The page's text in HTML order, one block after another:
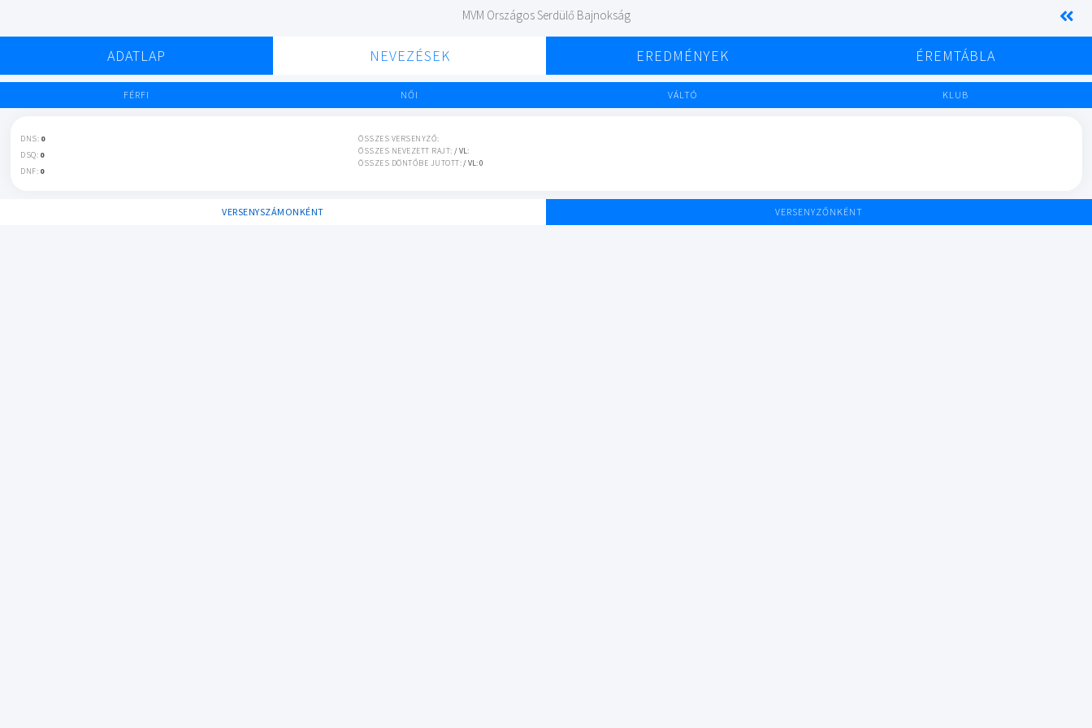
MVM Országos Serdülő Bajnokság
ADATLAP NEVEZÉSEK EREDMÉNYEK ÉREMTÁBLA
FÉRFI NŐI VÁLTÓ KLUB
DNS: 0
DSQ: 0
DNF: 0
ÖSSZES VERSENYZŐ:
ÖSSZES NEVEZETT RAJT: / VL:
ÖSSZES DÖNTŐBE JUTOTT:/ VL: 0
VERSENYSZÁMONKÉNT VERSENYZŐNKÉNT